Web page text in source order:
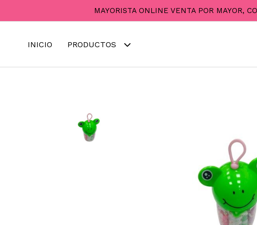
MAYORISTA ONLINE VENTA POR MAYOR,
INICIO PRODUCTOS